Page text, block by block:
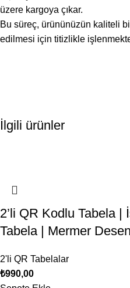
üzere kargoya çıkar.
Bu süreç, ürününüzün kaliteli
edilmesi için titizlikle
İlgili ürünler
2’li QR Kodlu Tabela |
Tabela | Mermer
2'li QR Tabelalar
₺990,00